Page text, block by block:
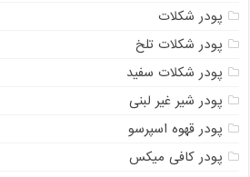
پودر شکلات
پودر شکلات تلخ
پودر شکلات سفید
پودر شیر غیر لبنی
پودر قهوه اسپرسو
پودر کافی میکس